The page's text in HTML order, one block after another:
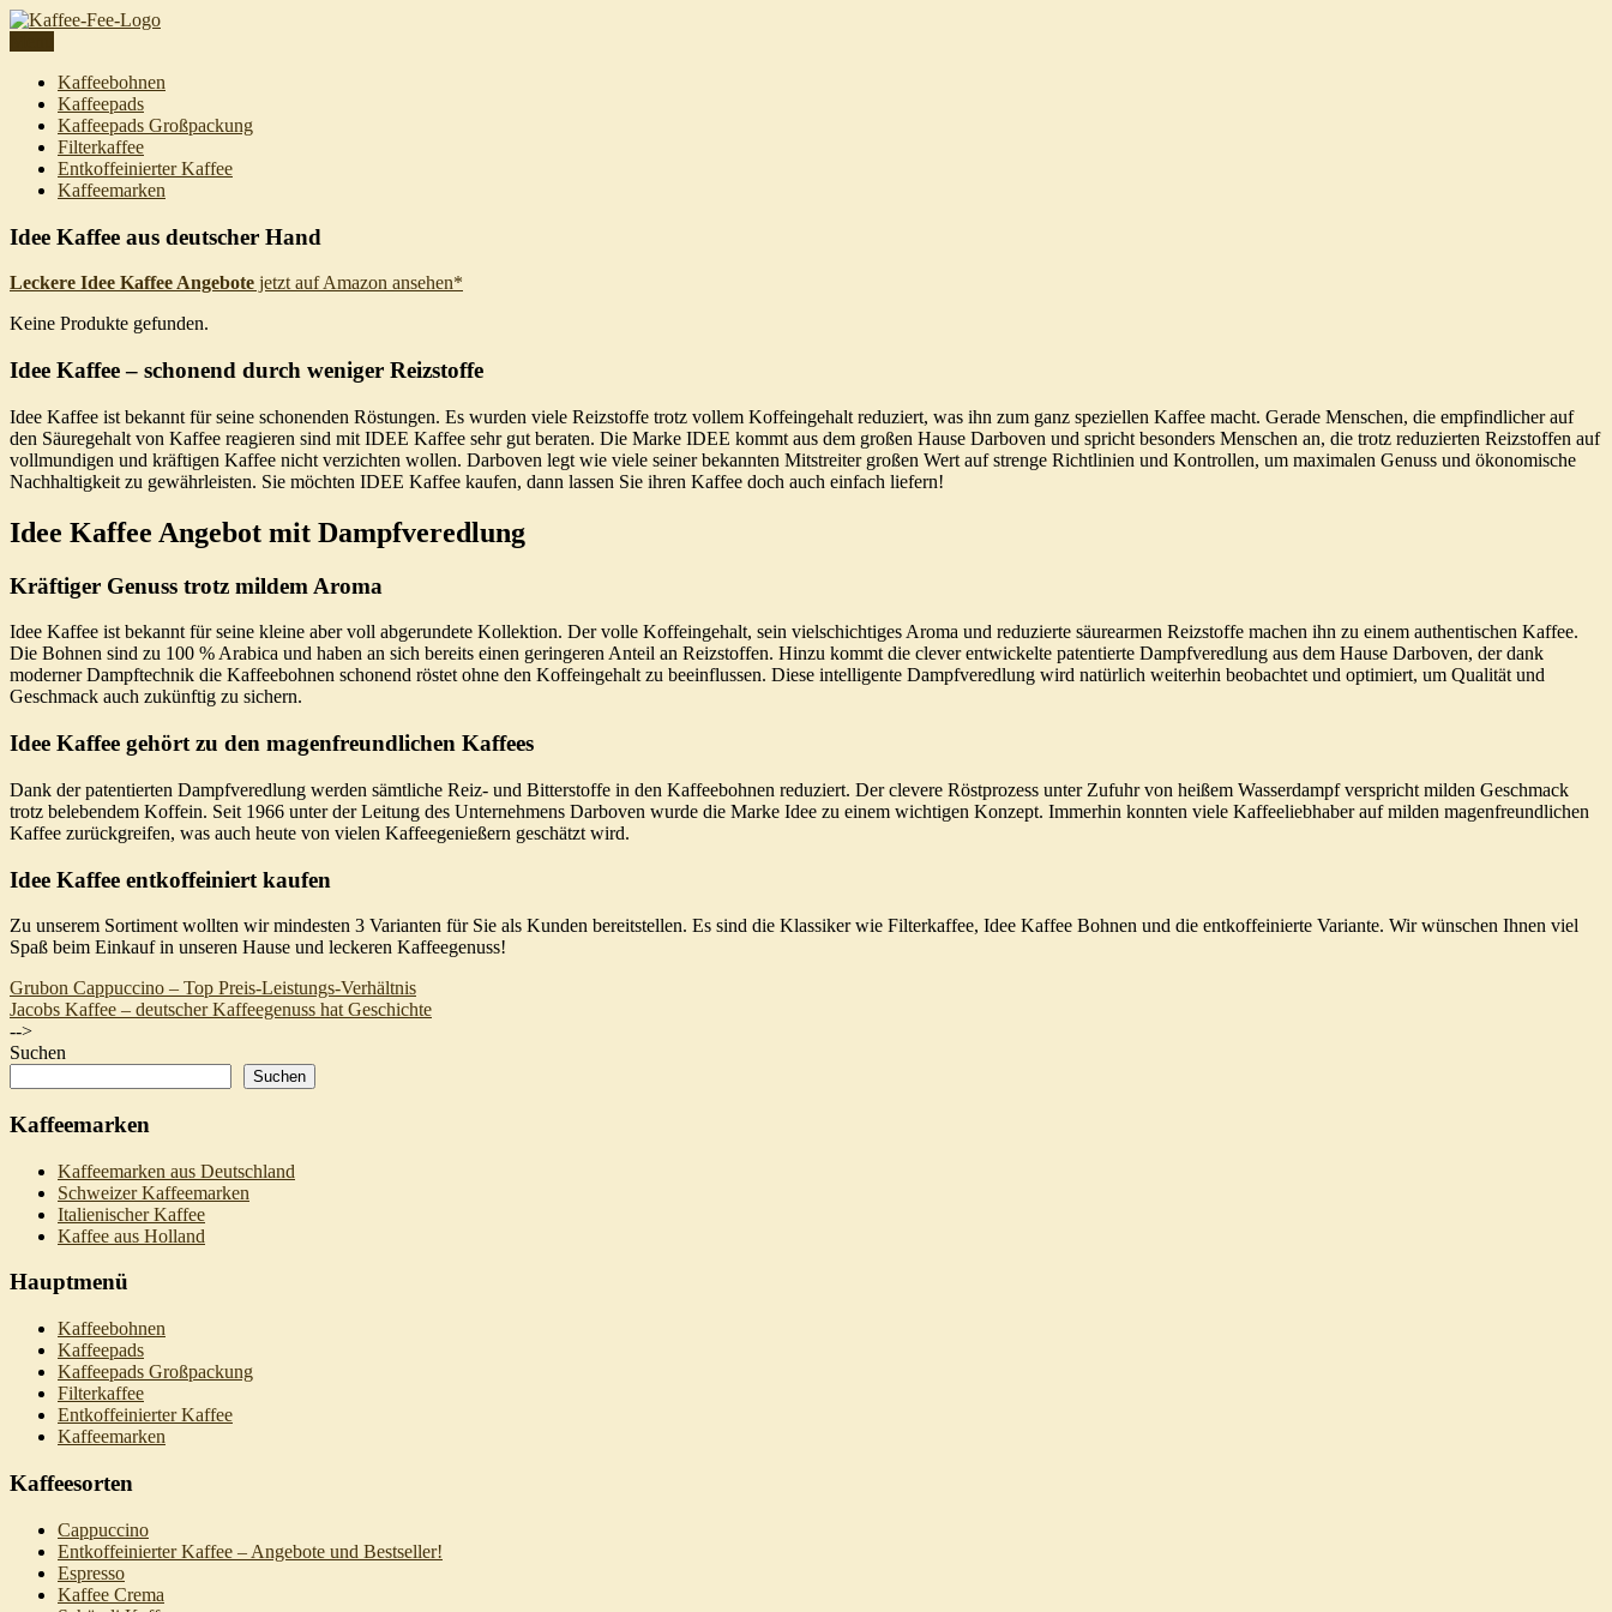
Skip
Kaffeebohnen
Kaffeepads
Kaffeepads Großpackung
Filterkaffee
Entkoffeinierter Kaffee
Kaffeemarken
Idee Kaffee aus deutscher Hand
Leckere Idee Kaffee Angebote jetzt auf Amazon ansehen*
Keine Produkte gefunden.
Idee Kaffee – schonend durch weniger Reizstoffe
Idee Kaffee ist bekannt für seine schonenden Röstungen. Es wurden viele Reizstoffe trotz vollem Koffeingehalt reduziert, was ihn zum ganz speziellen Kaffee macht. Gerade Menschen, die empfindlicher auf
den Säuregehalt von Kaffee reagieren sind mit IDEE Kaffee sehr gut beraten. Die Marke IDEE kommt aus dem großen Hause Darboven und spricht besonders Menschen an, die trotz reduzierten Reizstoffen auf
vollmundigen und kräftigen Kaffee nicht verzichten wollen. Darboven legt wie viele seiner bekannten Mitstreiter großen Wert auf strenge Richtlinien und Kontrollen, um maximalen Genuss und ökonomische
Nachhaltigkeit zu gewährleisten. Sie möchten IDEE Kaffee kaufen, dann lassen Sie ihren Kaffee doch auch einfach liefern!
Idee Kaffee Angebot mit Dampfveredlung
Kräftiger Genuss trotz mildem Aroma
Idee Kaffee ist bekannt für seine kleine aber voll abgerundete Kollektion. Der volle Koffeingehalt, sein vielschichtiges Aroma und reduzierte säurearmen Reizstoffe machen ihn zu einem authentischen Kaffee.
Die Bohnen sind zu 100 % Arabica und haben an sich bereits einen geringeren Anteil an Reizstoffen. Hinzu kommt die clever entwickelte patentierte Dampfveredlung aus dem Hause Darboven, der dank
moderner Dampftechnik die Kaffeebohnen schonend röstet ohne den Koffeingehalt zu beeinflussen. Diese intelligente Dampfveredlung wird natürlich weiterhin beobachtet und optimiert, um Qualität und
Geschmack auch zukünftig zu sichern.
Idee Kaffee gehört zu den magenfreundlichen Kaffees
Dank der patentierten Dampfveredlung werden sämtliche Reiz- und Bitterstoffe in den Kaffeebohnen reduziert. Der clevere Röstprozess unter Zufuhr von heißem Wasserdampf verspricht milden Geschmack
trotz belebendem Koffein. Seit 1966 unter der Leitung des Unternehmens Darboven wurde die Marke Idee zu einem wichtigen Konzept. Immerhin konnten viele Kaffeeliebhaber auf milden magenfreundlichen
Kaffee zurückgreifen, was auch heute von vielen Kaffeegenießern geschätzt wird.
Idee Kaffee entkoffeiniert kaufen
Zu unserem Sortiment wollten wir mindesten 3 Varianten für Sie als Kunden bereitstellen. Es sind die Klassiker wie Filterkaffee, Idee Kaffee Bohnen und die entkoffeinierte Variante. Wir wünschen Ihnen viel
Spaß beim Einkauf in unseren Hause und leckeren Kaffeegenuss!
Beitragsnavigation
Grubon Cappuccino – Top Preis-Leistungs-Verhältnis
Jacobs Kaffee – deutscher Kaffeegenuss hat Geschichte
-->
Suchen
Suchen
Kaffeemarken
Kaffeemarken aus Deutschland
Schweizer Kaffeemarken
Italienischer Kaffee
Kaffee aus Holland
Hauptmenü
Kaffeebohnen
Kaffeepads
Kaffeepads Großpackung
Filterkaffee
Entkoffeinierter Kaffee
Kaffeemarken
Kaffeesorten
Cappuccino
Entkoffeinierter Kaffee – Angebote und Bestseller!
Espresso
Kaffee Crema